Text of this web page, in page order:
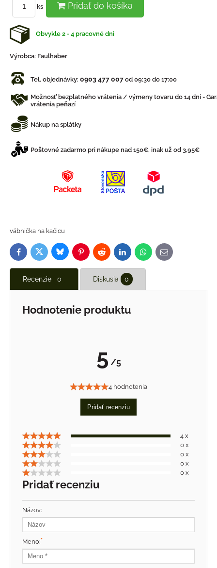
ks Pridať do košíka
Obvykle 2 - 4 pracovné dni
Výrobca: Faulhaber
Tel. objednávky: 0903 477 007 od 09:30 do 17:00
Možnosť bezplatného vrátenia / výmeny tovaru do 14 dní -
vrátenia peňazí
Nákup na splátky
Poštovné zadarmo pri nákupe nad 150€, inak už od 3,95€
vábnička na kačicu
FacebookTwitterBlueskyPinterestReddit LinkedInWhatsApp
E-
mail
Recenzie 0 Diskusia 0
Hodnotenie produktu
5 /5
4 hodnotenia
Pridať recenziu
4 x
0 x
0 x
0 x
0 x
Pridať recenziu
Názov:
Meno:*